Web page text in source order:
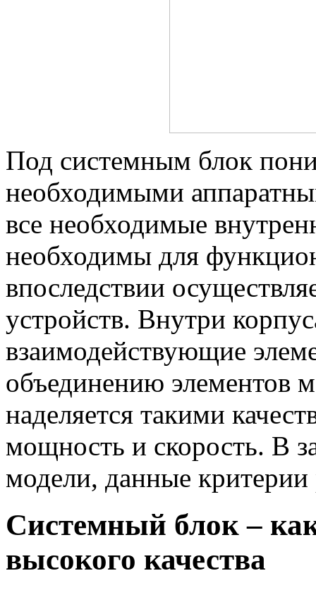
Под системным блок
необходимыми
все необходимые
необходимы для
впоследствии
устройств. Внутри
взаимодействующие
объединению элементов
наделяется такими
мощность и скорость. В
модели, данные критерии
Системный блок –
высокого качества